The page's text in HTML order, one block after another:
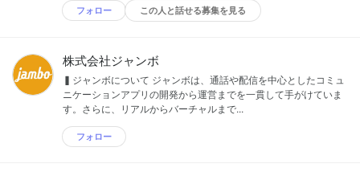
フォロー この人と話せる募集を見る
株式会社ジャンボ
▍ジャンボについて ジャンボは、通話や配信を中心としたコミュ
ニケーションアプリの開発から運営までを一貫して手がけていま
す。さらに、リアルからバーチャルまで...
フォロー